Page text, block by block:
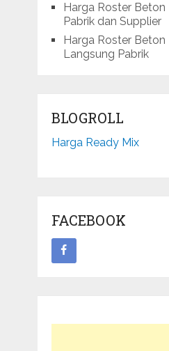
Harga Roster
Pabrik dan Supplier
Harga Roster Beton
Langsung Pabrik
BLOGROLL
Harga Ready Mix
FACEBOOK